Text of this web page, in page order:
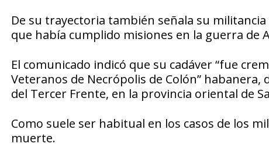
De su trayectoria también señala su
que había cumplido misiones en la guerra de
El comunicado indicó que su cadáver “fue
Veteranos de Necrópolis de Colón”
del Tercer Frente, en la provincia oriental de
Como suele ser habitual en los casos de los
muerte.